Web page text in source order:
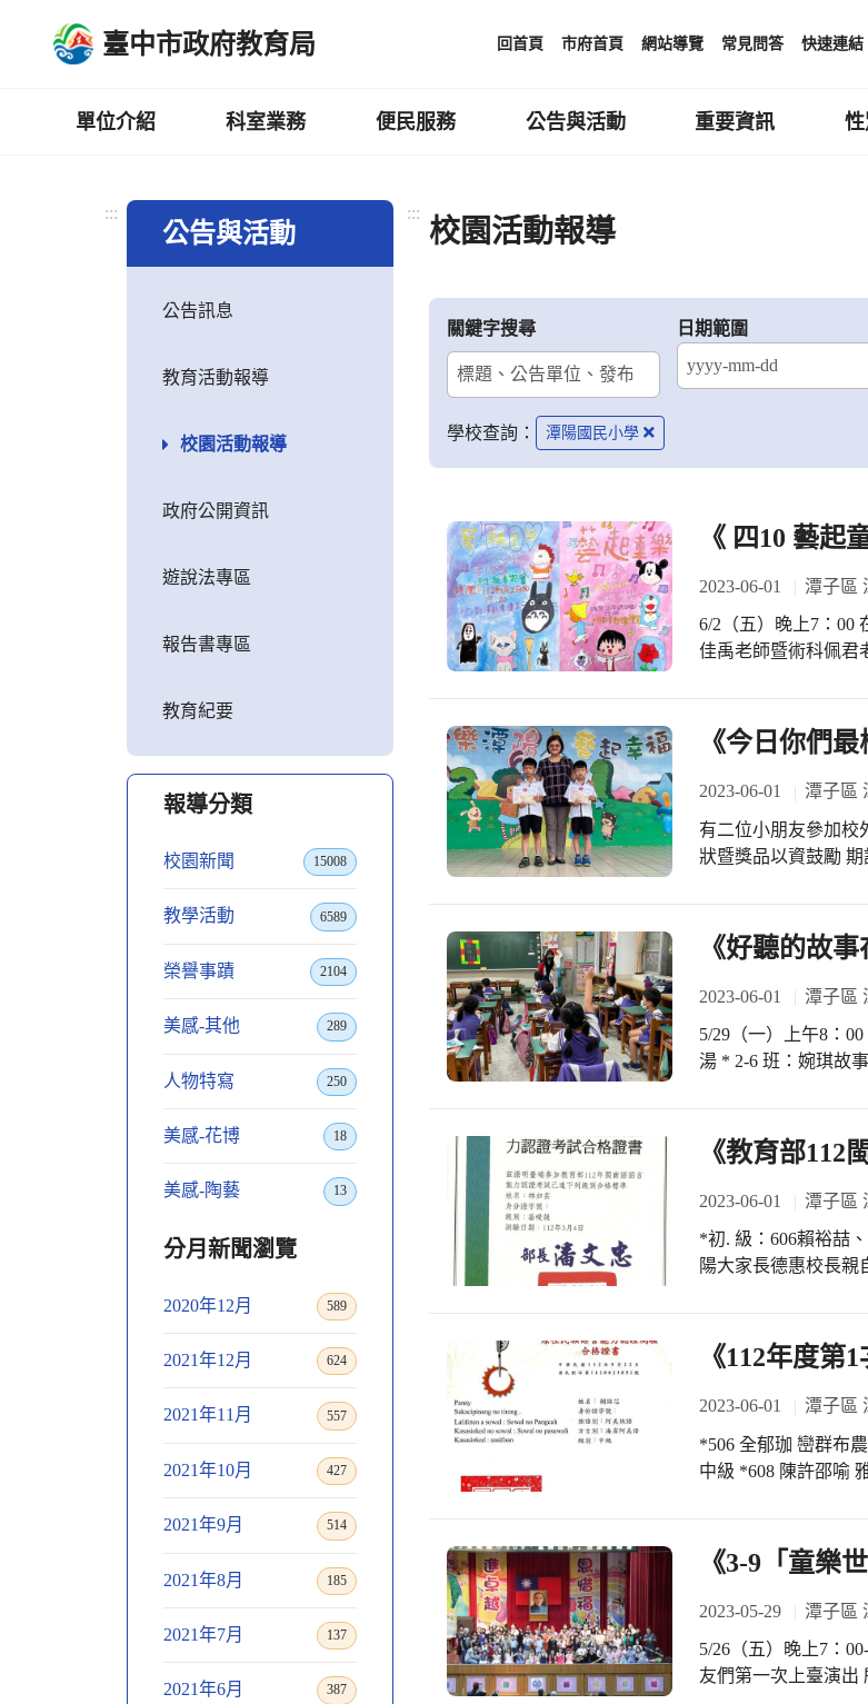
臺中市政府教育局 回首頁 市府首頁 網站導覽 常見問答 快速連結
單位介紹 科室業務 便民服務 公告與活動 重要資訊
:::
公告與活動
公告訊息
教育活動報導
校園活動報導
政府公開資訊
遊說法專區
報告書專區
教育紀要
報導分類
校園新聞 15008
教學活動 6589
榮譽事蹟 2104
美感-其他 289
人物特寫 250
美感-花博 18
美感-陶藝 13
分月新聞瀏覽
2020年12月 589
2021年12月 624
2021年11月 557
2021年10月 427
2021年9月 514
2021年8月 185
2021年7月 137
2021年6月 387
:::
校園活動報導
關鍵字搜尋
日期範圍
結束日期
學校查詢： 潭陽國民小學
《 四10 藝起
2023-06-01 潭子區
6/2（五）晚上7：00
佳禹老師暨術科佩君
《今日你們最
2023-06-01 潭子區
有二位小朋友參加校
狀暨獎品以資鼓勵
《好聽的故事
2023-06-01 潭子區
5/29（一）上午8：
湯 * 2-6 班：婉琪故
《教育部112
2023-06-01 潭子區
*初. 級：606賴裕喆、606顏宥甯 *基礎級：606陳玟妤、606林如芸 今日學生朝會潭
陽大家長德惠校長親
《112年度第
2023-06-01 潭子區
*506 全郁珈 巒群布農語 中級
中級 *608 陳許邵喻 雅美語 初級 今日學生朝會潭陽大家長德惠校
《3-9「童樂
2023-05-29 潭子區
5/26（五）晚上7：
友們第一次上臺演出